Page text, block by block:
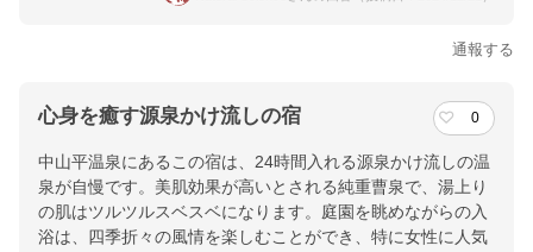
通報する
心身を癒す源泉かけ流しの宿 0
中山平温泉にあるこの宿は、24時間入れる源泉かけ流しの温
泉が自慢です。美肌効果が高いとされる純重曹泉で、湯上り
の肌はツルツルスベスベになります。庭園を眺めながらの入
浴は、四季折々の風情を楽しむことができ、特に女性に人気